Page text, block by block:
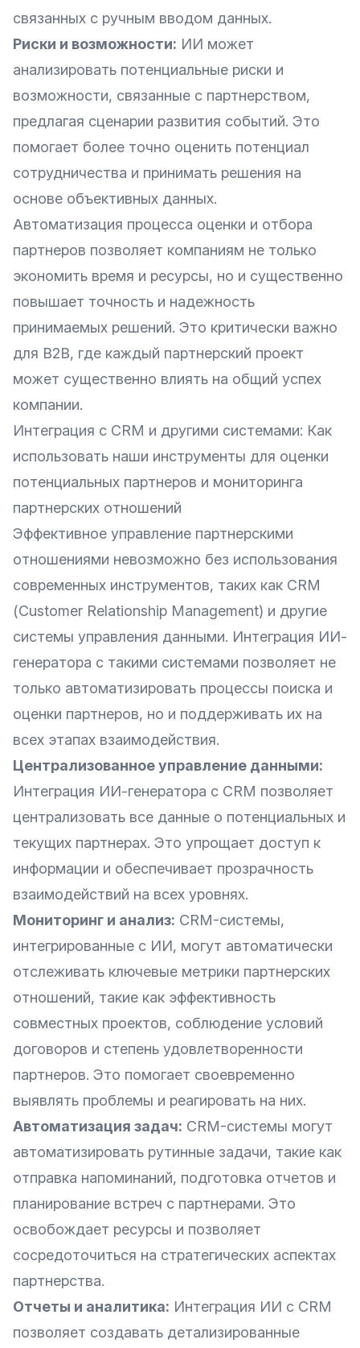
связанных с ручным вводом данных.
Риски и возможности: ИИ может
анализировать потенциальные риски и
возможности, связанные с партнерством,
предлагая сценарии развития событий. Это
помогает более точно оценить потенциал
сотрудничества и принимать решения на
основе объективных данных.
Автоматизация процесса оценки и отбора
партнеров позволяет компаниям не только
экономить время и ресурсы, но и существенно
повышает точность и надежность
принимаемых решений. Это критически важно
для B2B, где каждый партнерский проект
может существенно влиять на общий успех
компании.
Интеграция с CRM и другими системами: Как
использовать наши инструменты для оценки
потенциальных партнеров и мониторинга
партнерских отношений
Эффективное управление партнерскими
отношениями невозможно без использования
современных инструментов, таких как CRM
(Customer Relationship Management) и другие
системы управления данными. Интеграция ИИ-
генератора с такими системами позволяет не
только автоматизировать процессы поиска и
оценки партнеров, но и поддерживать их на
всех этапах взаимодействия.
Централизованное управление данными:
Интеграция ИИ-генератора с CRM позволяет
централизовать все данные о потенциальных и
текущих партнерах. Это упрощает доступ к
информации и обеспечивает прозрачность
взаимодействий на всех уровнях.
Мониторинг и анализ: CRM-системы,
интегрированные с ИИ, могут автоматически
отслеживать ключевые метрики партнерских
отношений, такие как эффективность
совместных проектов, соблюдение условий
договоров и степень удовлетворенности
партнеров. Это помогает своевременно
выявлять проблемы и реагировать на них.
Автоматизация задач: CRM-системы могут
автоматизировать рутинные задачи, такие как
отправка напоминаний, подготовка отчетов и
планирование встреч с партнерами. Это
освобождает ресурсы и позволяет
сосредоточиться на стратегических аспектах
партнерства.
Отчеты и аналитика: Интеграция ИИ с CRM
позволяет создавать детализированные